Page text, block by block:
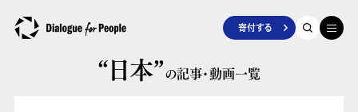
寄付する
“日本”の記事・動画一覧